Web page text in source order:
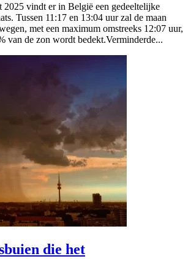
2025 vindt er in België een gedeeltelijke
Tussen 11:17 en 13:04 uur zal de maan
met een maximum omstreeks 12:07 uur,
van de zon wordt bedekt.Verminderde...
die het